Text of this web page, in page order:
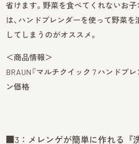
省けます。野菜を食べてくれないお
は、ハンドブレンダーを使って野菜
してしまうのがオススメ。
＜商品情報＞
BRAUN『マルチクイック 7 ハンドブレ
ン価格
■3：メレンゲが簡単に作れる『